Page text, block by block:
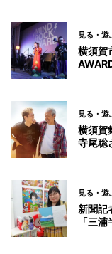
見る・遊
横須賀
見る・遊
横須賀
寺尾聡
見る・遊
新聞記
「三